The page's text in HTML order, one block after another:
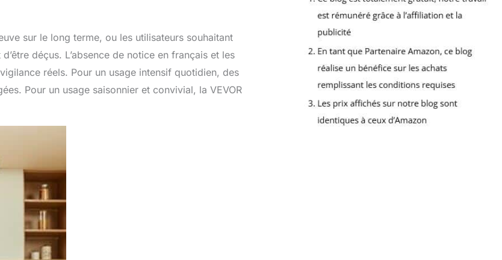
sur le long terme, ou les utilisateurs souhaitant
déçus. L’absence de notice en français et les
réels. Pour un usage intensif quotidien, des
Pour un usage saisonnier et convivial, la VEVOR